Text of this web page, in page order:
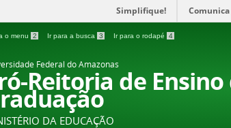
Simplifique! Comunica
o menu 2 Ir para a busca 3 Ir para o rodapé 4
Federal do Amazonas
Reitoria de Ensino
DA EDUCAÇÃO